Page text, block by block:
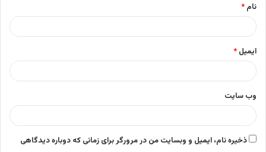
نام *
ایمیل *
وب‌ سایت
ذخیره نام، ایمیل و وبسایت من در مرورگر برای زمانی که دوباره دیدگاهی